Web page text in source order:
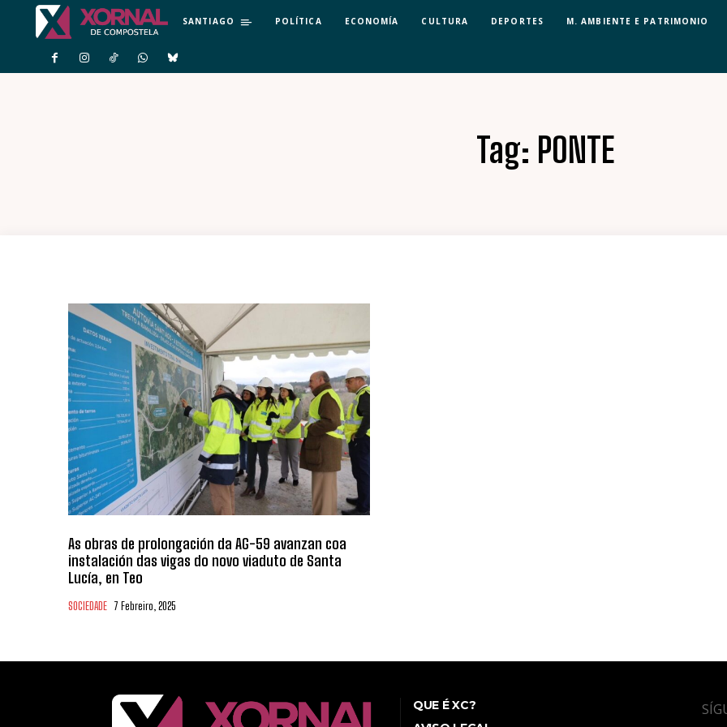
SANTIAGO POLÍTICA ECONOMÍA CULTURA DEPORTES M. AMBIENTE E PATRIMONIO
Tag: PONTE
As obras de prolongación da AG-59 avanzan coa
instalación das vigas do novo viaduto de Santa
Lucía, en Teo
SOCIEDADE 7 Febreiro, 2025
QUE É XC?